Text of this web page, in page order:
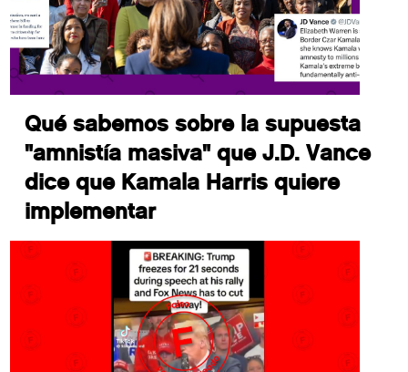
Qué sabemos sobre la supuesta
"amnistía masiva" que J.D. Vance
dice que Kamala Harris quiere
implementar